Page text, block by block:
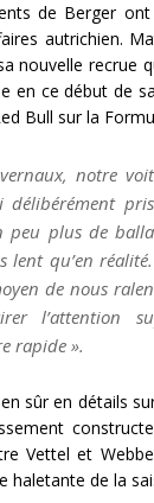
de Berger
autrichien.
nouvelle recrue
en ce début de
Bull sur la
notre
délibérément
peu plus de
qu’en
de nous
l’attention
rapide ».
sûr en détails
Vettel et
haletante de la